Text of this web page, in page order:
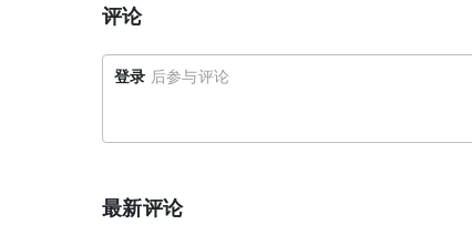
评论
登录 后参与评论
最新评论